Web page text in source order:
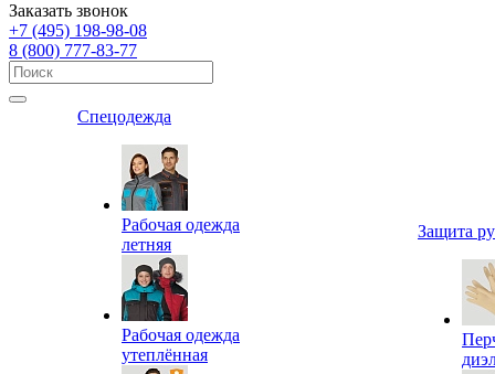
Заказать звонок
+7 (495) 198-98-08
8 (800) 777-83-77
Спецодежда
Рабочая одежда
летняя
Рабочая одежда
утеплённая
Защита